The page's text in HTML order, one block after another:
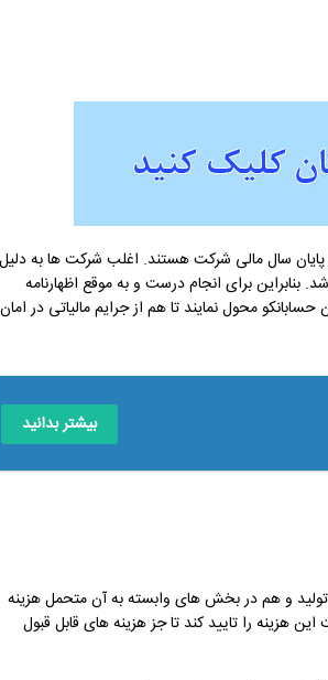
پایان سال مالی شرکت هستند. اغلب شرکت ها به دلیل
برای انجام درست و به موقع اظهارنامه
محول نمایند تا هم از جرایم مالیاتی در امان
بیشتر بدانید
و هم در بخش های وابسته به آن متحمل هزینه
هزینه را تایید کند تا جز هزینه های قابل قبول